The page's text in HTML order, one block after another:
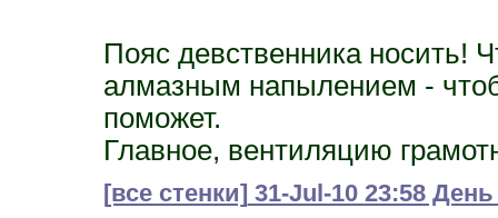
Пояс девственника носить!
алмазным напылением -
поможет.
Главное, вентиляцию
[все стенки] 31-Jul-10 23:58